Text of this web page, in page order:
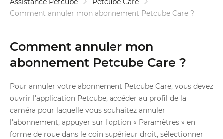
Assistance Petcube
Petcube Care
Comment annuler mon abonnement Petcube Care ?
Comment annuler mon
abonnement Petcube Care ?
Pour annuler votre abonnement Petcube Care, vous devez
ouvrir l'application Petcube, accéder au profil de la
caméra pour laquelle vous souhaitez annuler
l'abonnement, appuyer sur l'option « Paramètres » en
forme de roue dans le coin supérieur droit, sélectionner